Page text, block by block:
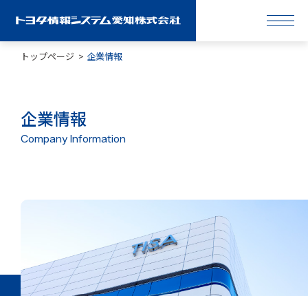
トップページ 企業情報
企業情報
Company Information